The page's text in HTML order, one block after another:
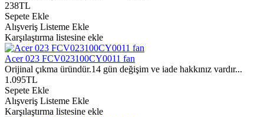
238TL
Sepete Ekle
Alışveriş Listeme Ekle
Karşılaştırma listesine ekle
Acer 023 FCV023100CY0011 fan
Orijinal çıkma üründür.14 gün değişim ve iade hakkınız vardır...
1.095TL
Sepete Ekle
Alışveriş Listeme Ekle
Karşılaştırma listesine ekle